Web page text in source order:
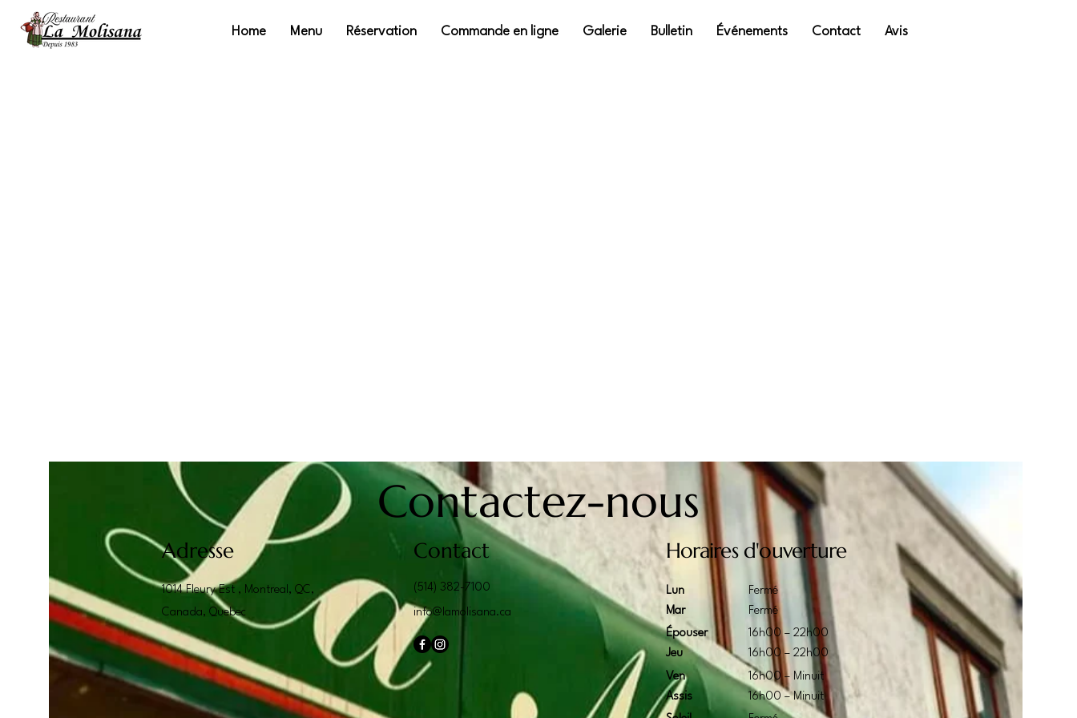
Home Menu Réservation Commande en ligne Galerie Bulletin Événements Contact Avis
Adresse
1014 Fleury Est , Montreal, QC,
Canada, Quebec
Contact
(514) 382-7100
info@lamolisana.ca
Horaires d'ouverture
Lun
Mar
Épouser
Jeu
Ven
Assis
Fermé
Fermé
16h00 – 22h00
16h00 – 22h00
16h00 – Minuit
16h00 – Minuit
Contactez-nous